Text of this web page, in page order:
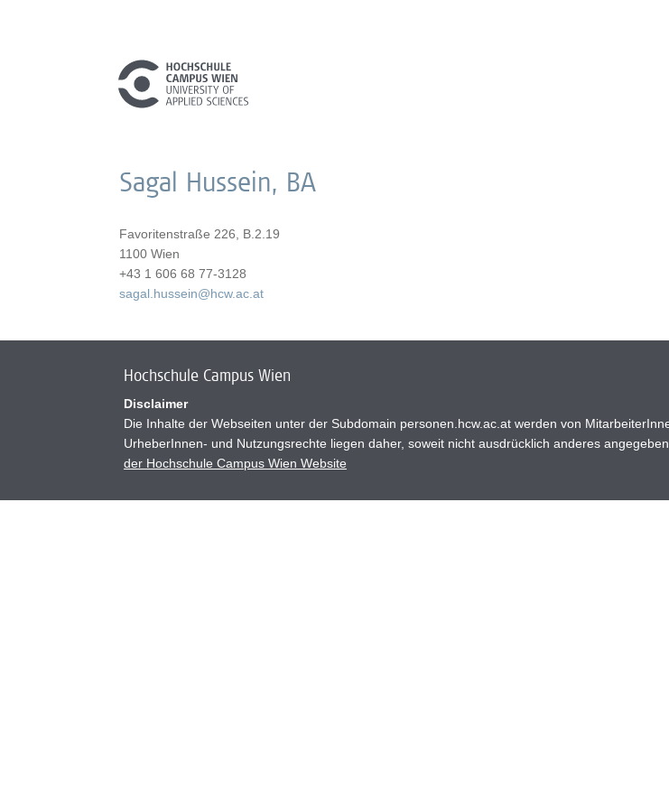
Sagal Hussein, BA
Favoritenstraße 226, B.2.19
1100 Wien
+43 1 606 68 77-3128
sagal.hussein@hcw.ac.at
Hochschule Campus Wien
Disclaimer
Die Inhalte der Webseiten unter der Subdomain personen.hcw.ac.at werden von
UrheberInnen- und Nutzungsrechte liegen daher, soweit nicht ausdrücklich anderes
der Hochschule Campus Wien Website